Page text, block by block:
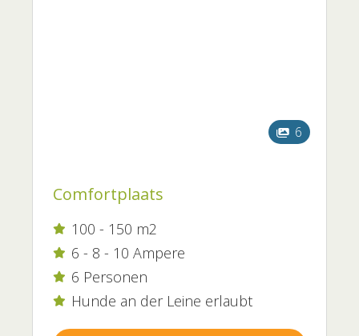
6
Comfortplaats
 100 - 150 m2
 6 Personen
 6 - 8 - 10 Ampere
 Hunde an der Leine erlaubt